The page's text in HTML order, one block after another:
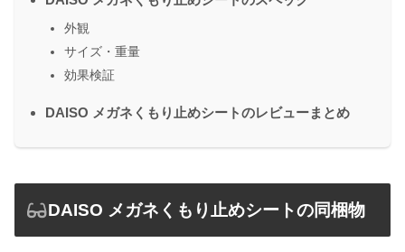
外観
サイズ・重量
効果検証
DAISO メガネくもり止めシートのレビューまとめ
DAISO メガネくもり止めシートの同梱物